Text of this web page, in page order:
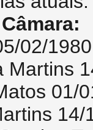
02/
Martins
01/